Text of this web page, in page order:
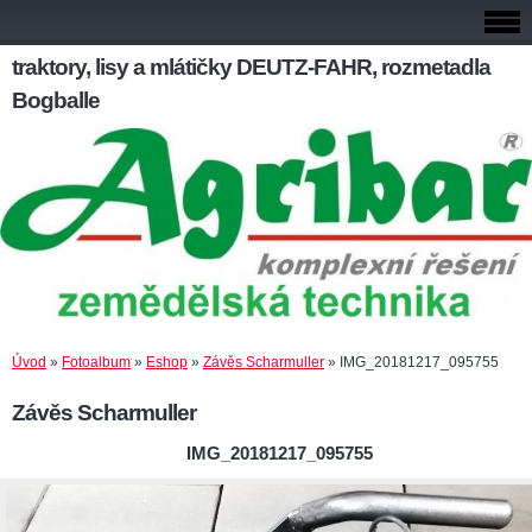
traktory, lisy a mlátičky DEUTZ-FAHR, rozmetadla
Bogballe
Úvod » Fotoalbum » Eshop » Závěs Scharmuller » IMG_20181217_095755
Závěs Scharmuller
IMG_20181217_095755